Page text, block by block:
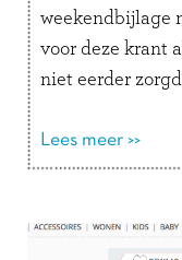
weekendbijlage
voor deze krant
niet eerder
Lees meer >>